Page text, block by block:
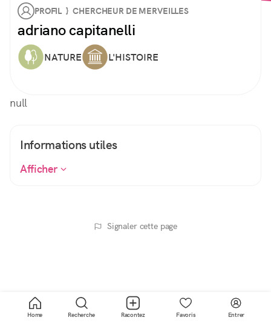
PROFIL } CHERCHEUR DE MERVEILLES
adriano capitanelli
NATURE L'HISTOIRE
null
Informations utiles
Afficher
Signaler cette page
Home Recherche Racontez Favoris Entrer